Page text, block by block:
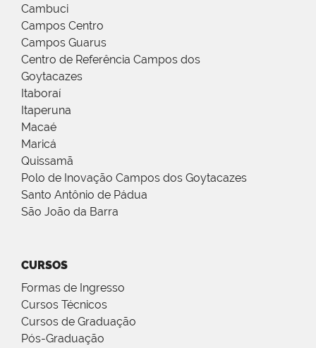
Cambuci
Campos Centro
Campos Guarus
Centro de Referência Campos dos
Goytacazes
Itaboraí
Itaperuna
Macaé
Maricá
Quissamã
Polo de Inovação Campos dos Goytacazes
Santo Antônio de Pádua
São João da Barra
CURSOS
Formas de Ingresso
Cursos Técnicos
Cursos de Graduação
Pós-Graduação